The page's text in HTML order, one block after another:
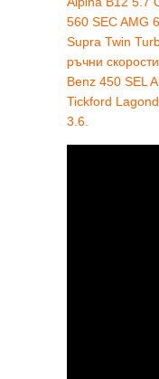
560 SEC AMG
Supra Twin
ръчни
Benz 450 SEL
Tickford
3.6.